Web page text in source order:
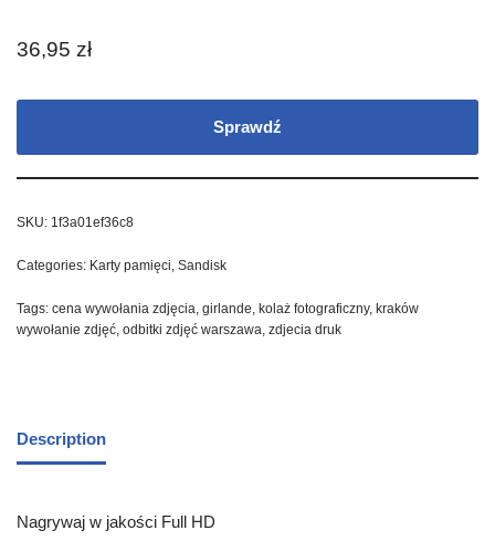
36,95 zł
Sprawdź
SKU: 1f3a01ef36c8
Categories: Karty pamięci Sandisk
Tags: cena wywołania zdjęcia girlande kolaż fotograficzny, kraków
wywołanie zdjęć odbitki zdjęć warszawa zdjecia druk
Description
Nagrywaj w jakości Full HD